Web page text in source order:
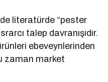
literatürde “pester
talep davranışıdır.
ebeveynlerinden
zaman market